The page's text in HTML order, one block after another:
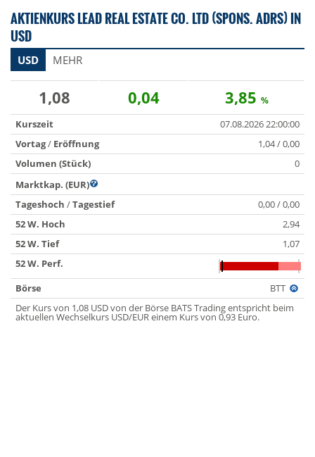
AKTIENKURS LEAD REAL ESTATE CO. LTD (SPONS. ADRS) IN
USD
USD MEHR
1,08 0,04 3,85 %
Kurszeit
07.08.2026 22:00:00
Vortag/ Eröffnung
1,04 / 0,00
Volumen (Stück)
0
Marktkap. (EUR)
Tageshoch /Tagestief
0,00 / 0,00
52 W. Hoch
2,94
52 W. Tief
1,07
52 W. Perf.
Börse
BTT
Der Kurs von 1,08 USD von der Börse BATS Trading entspricht beim
aktuellen Wechselkurs USD/EUR einem Kurs von 0,93 Euro.